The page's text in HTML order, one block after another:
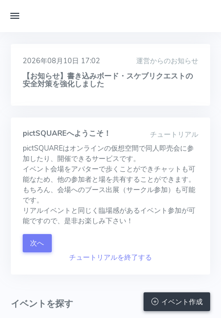
運営からのお知らせ
2026年08月10日 17:02
【お知らせ】書き込みボード・スケブリクエストの
安全対策を強化しました
チュートリアル
pictSQUAREへようこそ！
pictSQUAREはオンラインの仮想空間で同人即売会に参
加したり、開催できるサービスです。
イベント会場をアバターで歩くことができチャットも可
能なため、他の参加者と場を共有することができます。
もちろん、会場へのブース出展（サークル参加）も可能
です。
リアルイベントと同じく臨場感があるイベント参加が可
能ですので、是非お楽しみ下さい！
次へ
チュートリアルを終了する
イベントを探す イベント作成